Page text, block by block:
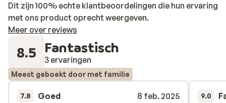
allemaal in dezelfde stijl gedecoreerd, bieden dezelfde
faciliteiten en een prachtig panoramisch uitzicht op de
omgeving van Bramberg. Na een dag in de bergen kun je
in de wellness heerlijk bijkomen. Geniet hier van de
sauna, het stoombad of trek wat ontspannende
baantjes in het verwarmde zwembad met uitzicht op de
bergen.
Dit zijn 100% echte klantbeoordelingen die hun ervaring
met ons product oprecht weergeven.
Meer over reviews
8.5 Fantastisch
3 ervaringen
Meest geboekt door met familie
7.8 Goed
8 feb. 2025
9.0